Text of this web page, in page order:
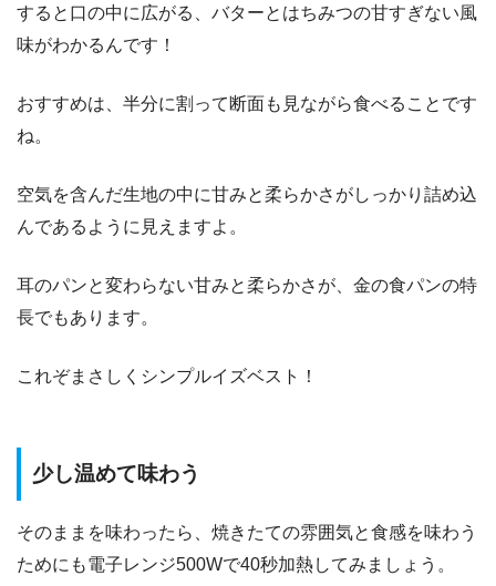
すると口の中に広がる、バターとはちみつの甘すぎない風
味がわかるんです！
おすすめは、半分に割って断面も見ながら食べることです
ね。
空気を含んだ生地の中に甘みと柔らかさがしっかり詰め込
んであるように見えますよ。
耳のパンと変わらない甘みと柔らかさが、金の食パンの特
長でもあります。
これぞまさしくシンプルイズベスト！
少し温めて味わう
そのままを味わったら、焼きたての雰囲気と食感を味わう
ためにも電子レンジ500Wで40秒加熱してみましょう。